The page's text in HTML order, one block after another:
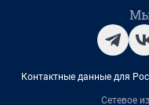
Мы
Контактные данные для
Сетевое